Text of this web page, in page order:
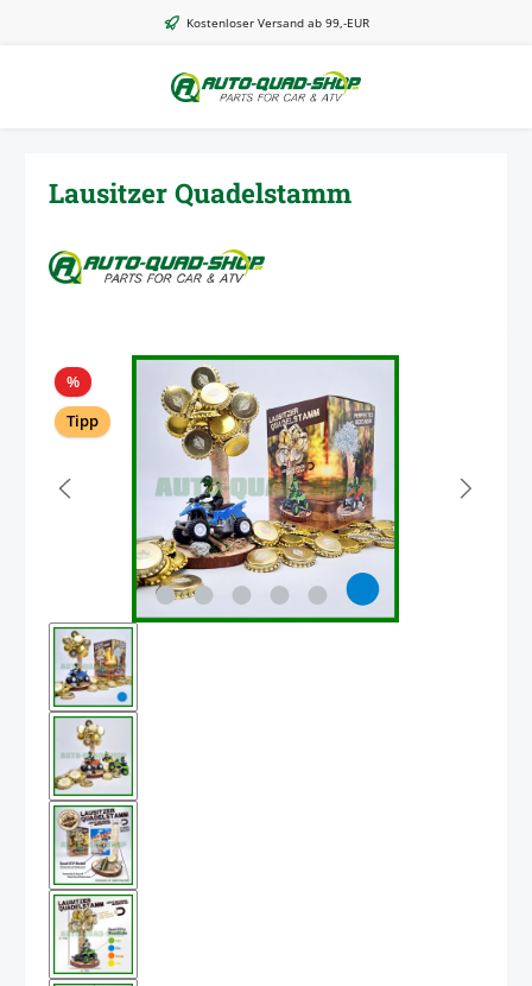
Zum Hauptinhalt springenKostenloser Versand ab 99,-EUR
Lausitzer Quadelstamm
Bildergalerie überspringen
%Rabatt
Tipp